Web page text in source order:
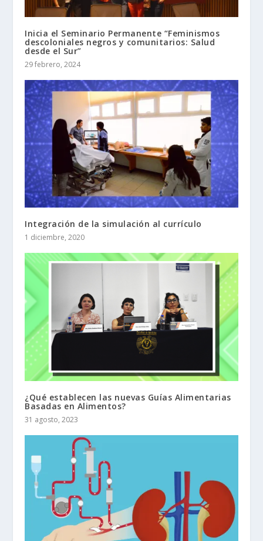
Inicia el Seminario Permanente “Feminismos
descoloniales negros y comunitarios: Salud
desde el Sur”
29 febrero, 2024
Integración de la simulación al currículo
1 diciembre, 2020
¿Qué establecen las nuevas Guías Alimentarias
Basadas en Alimentos?
31 agosto, 2023